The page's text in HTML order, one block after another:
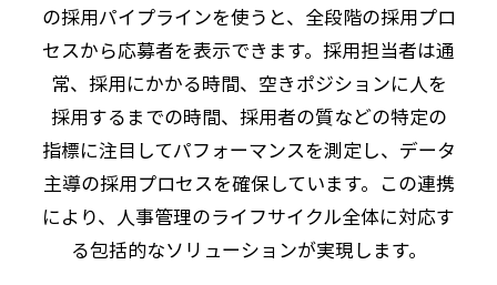
の採用パイプラインを使うと、全段階の採用プロ
セスから応募者を表示できます。採用担当者は通
常、採用にかかる時間、空きポジションに人を
採用するまでの時間、採用者の質などの特定の
指標に注目してパフォーマンスを測定し、データ
主導の採用プロセスを確保しています。この連携
により、人事管理のライフサイクル全体に対応す
る包括的なソリューションが実現します。